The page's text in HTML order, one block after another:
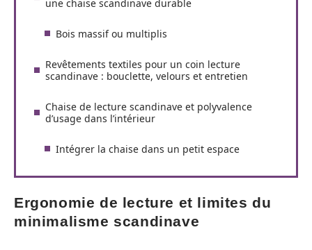
une chaise scandinave durable
Bois massif ou multiplis
Revêtements textiles pour un coin lecture
scandinave : bouclette, velours et entretien
Chaise de lecture scandinave et polyvalence
d’usage dans l’intérieur
Intégrer la chaise dans un petit espace
Ergonomie de lecture et limites du
minimalisme scandinave